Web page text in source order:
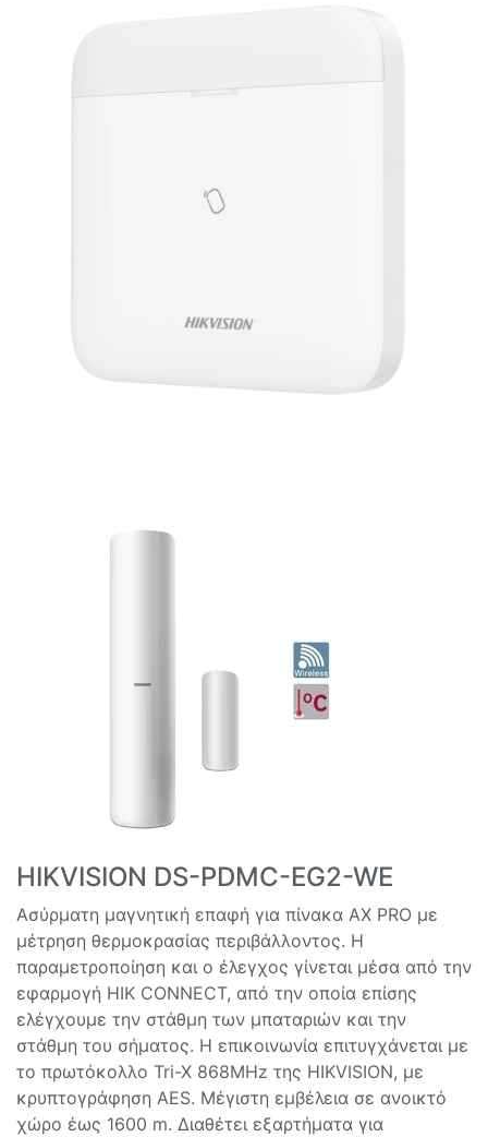
HIKVISION DS-PDMC-EG2-WE
Ασύρματη μαγνητική επαφή για πίνακα AX PRO με
μέτρηση θερμοκρασίας περιβάλλοντος. Η
παραμετροποίηση και ο έλεγχος γίνεται μέσα από την
εφαρμογή HIK CONNECT, από την οποία επίσης
ελέγχουμε την στάθμη των μπαταριών και την
στάθμη του σήματος. Η επικοινωνία επιτυγχάνεται με
το πρωτόκολλο Tri-X 868MHz της HIKVISION, με
κρυπτογράφηση AES. Μέγιστη εμβέλεια σε ανοικτό
χώρο έως 1600 m. Διαθέτει εξαρτήματα για